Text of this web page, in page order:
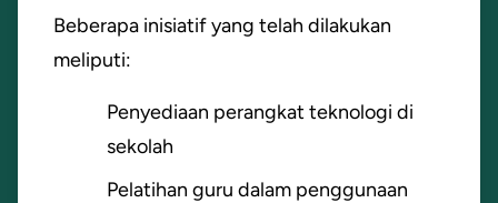
Beberapa inisiatif yang telah dilakukan
meliputi:
Penyediaan perangkat teknologi di
sekolah
Pelatihan guru dalam penggunaan